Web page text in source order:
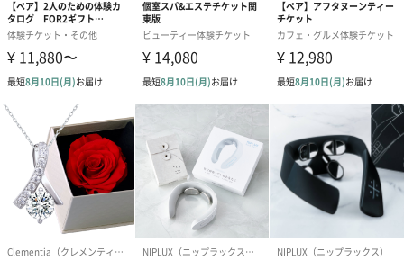
フラワーテディベア
（2,390円）
テディベア（バニラ）
（1,760円）
テディベア（
ル）（1,760円